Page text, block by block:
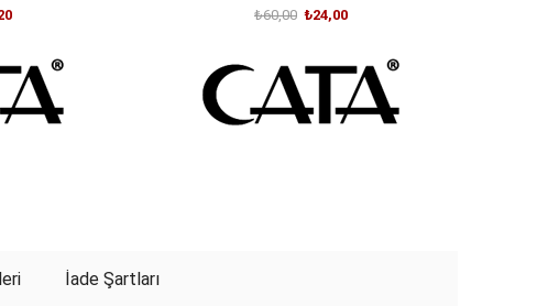
₺24,00
₺60,00
İade Şartları